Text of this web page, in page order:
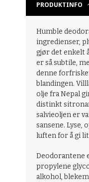
PRODUKTINFO
Humble
ingredienser,
gjør det enkelt
er så subtile,
denne
blandingen.
olje fra Nepal
distinkt
salvieoljen er
sansene.
luften for å gi
Deodorantene
propylene
alkohol,